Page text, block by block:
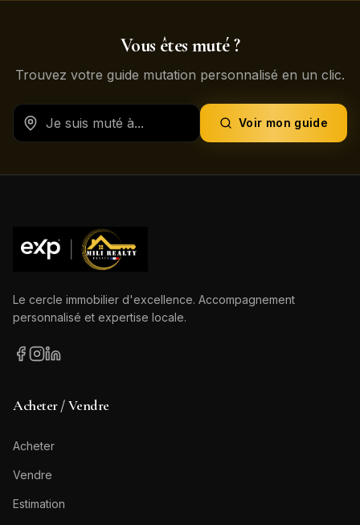
Vous êtes muté ?
Trouvez votre guide mutation personnalisé en un clic.
Voir mon guide
Le cercle immobilier d'excellence. Accompagnement
personnalisé et expertise locale.
Acheter / Vendre
Acheter
Vendre
Estimation